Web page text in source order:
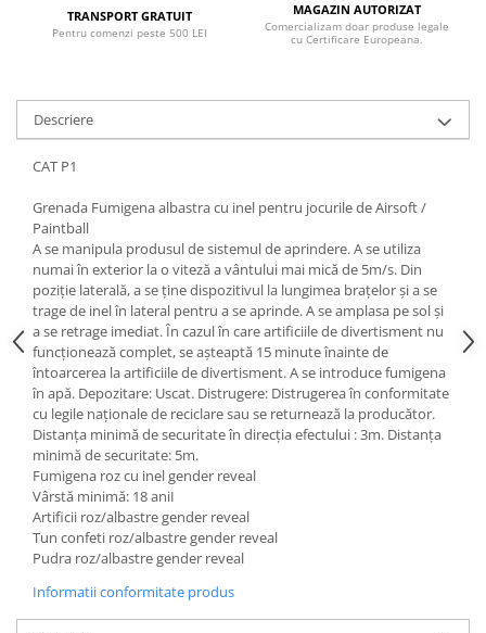
TRANSPORT GRATUIT
Pentru comenzi peste 500 LEI
MAGAZIN AUTORIZAT
Comercializam doar produse legale
cu Certificare Europeana.
Descriere
CAT P1
Grenada Fumigena albastra cu inel pentru jocurile de Airsoft /
Paintball
A se manipula produsul de sistemul de aprindere. A se utiliza
numai în exterior la o viteză a vântului mai mică de 5m/s. Din
poziție laterală, a se ține dispozitivul la lungimea brațelor și a se
trage de inel în lateral pentru a se aprinde. A se amplasa pe sol și
a se retrage imediat. În cazul în care artificiile de divertisment nu
funcționează complet, se așteaptă 15 minute înainte de
întoarcerea la artificiile de divertisment. A se introduce fumigena
în apă. Depozitare: Uscat. Distrugere: Distrugerea în conformitate
cu legile naționale de reciclare sau se returnează la producător.
Distanța minimă de securitate în direcția efectului : 3m. Distanța
minimă de securitate: 5m.
Fumigena roz cu inel gender reveal
Vârstă minimă: 18 aniI
Artificii roz/albastre gender reveal
Tun confeti roz/albastre gender reveal
Pudra roz/albastre gender reveal
Informatii conformitate produs